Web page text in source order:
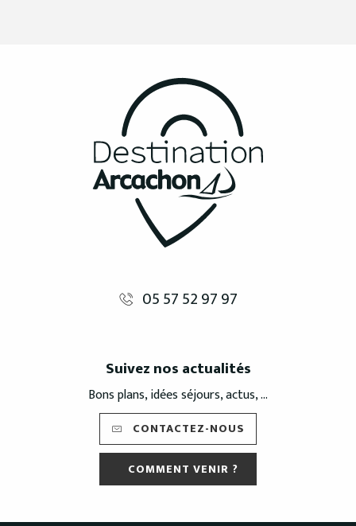
05 57 52 97 97
Suivez nos actualités
Bons plans, idées séjours, actus, ...
CONTACTEZ-NOUS
COMMENT VENIR ?